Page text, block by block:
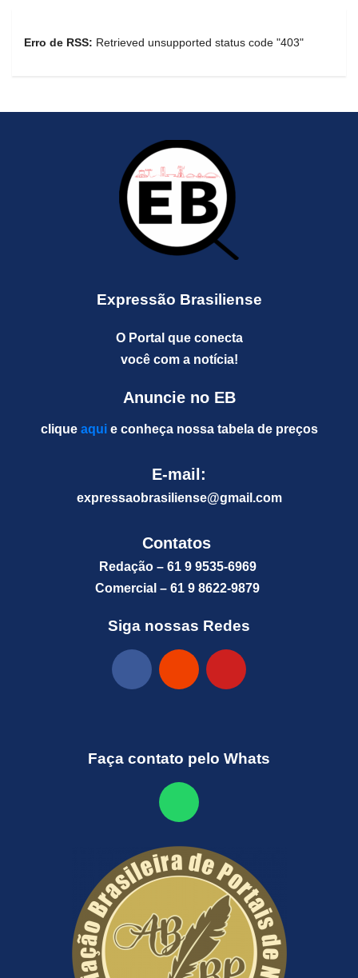
Erro de RSS: Retrieved unsupported status code "403"
Expressão Brasiliense
O Portal que conecta
você com a notícia!
Anuncie no EB
clique aquie conheça nossa tabela de preços
E-mail:
expressaobrasiliense@gmail.com
Contatos
Redação – 61 9 9535-6969
Comercial – 61 9 8622-9879
Siga nossas Redes
Faça contato pelo Whats